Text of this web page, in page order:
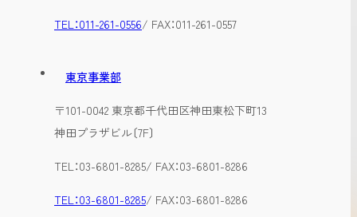
TEL：011-261-0556/ FAX：011-261-0557
東京事業部
〒101-0042 東京都千代田区神田東松下町13
神田プラザビル〔7F〕
TEL：03-6801-8285/ FAX：03-6801-8286
TEL：03-6801-8285/ FAX：03-6801-8286